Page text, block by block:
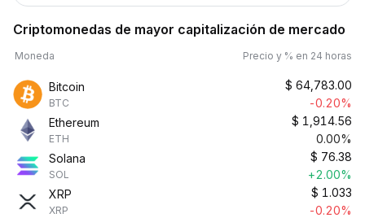
Criptomonedas de mayor capitalización de mercado
Moneda Precio y % en 24 horas
Bitcoin
BTC
$ 64,783.00
-0.20%
Ethereum
ETH
$ 1,914.56
0.00%
Solana
SOL
$ 76.38
+2.00%
XRP
XRP
$ 1.033
-0.20%